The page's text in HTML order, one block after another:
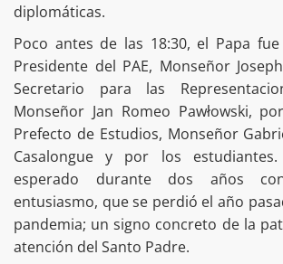
diplomáticas.
Poco antes de las 18:30, el Papa
Presidente del PAE, Monseñor
Secretario para las
Monseñor Jan Romeo Pawłowski,
Prefecto de Estudios, Monseñor
Casalongue y por los
esperado durante dos años
entusiasmo, que se perdió el año
pandemia; un signo concreto de la
atención del Santo Padre.